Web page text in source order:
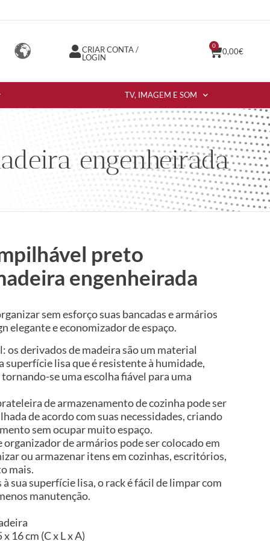
CRIAR CONTA /
LOGIN
0,00€
0
TV, IMAGEM E SOM
engenheirada
preto
engenheirada
sem esforço suas bancadas e armários
elegante e economizador de espaço.
os derivados de madeira são um material
superfície lisa que é resistente à humidade,
se uma escolha fiável para uma
de armazenamento de cozinha pode ser
de acordo com suas necessidades, criando
sem ocupar muito espaço.
de armários pode ser colocado em
ou armazenar itens em cozinhas, escritórios,
mais.
sua superfície lisa, o rack é fácil de limpar com
manutenção.
16 cm (C x L x A)